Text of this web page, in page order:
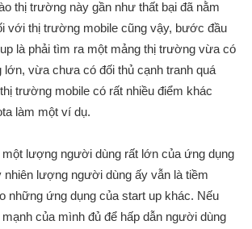
thị trường này gần như thất bại đã nằm
với thị trường mobile cũng vậy, bước đầu
là phải tìm ra một mảng thị trường vừa có
vừa chưa có đối thủ cạnh tranh quá
trường mobile có rất nhiều điểm khác
làm một ví dụ.
một lượng người dùng rất lớn của ứng dụng
nhiên lượng người dùng ấy vẫn là tiềm
những ứng dụng của start up khác. Nếu
của mình đủ để hấp dẫn người dùng